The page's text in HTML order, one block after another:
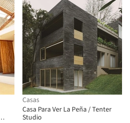
Casas
Casa Para Ver La Peña / Tenter
Studio